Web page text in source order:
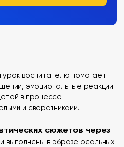
воспитателю помогает
эмоциональные реакции
в процессе
и сверстниками.
сюжетов через
выполнены в образе реальных